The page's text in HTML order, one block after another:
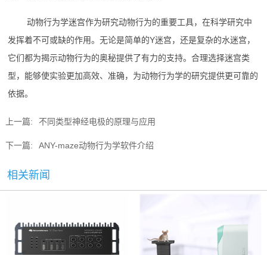
动物行为学迷宫作为研究动物行为的重要工具，在科学研究中
发挥着不可或缺的作用。无论是简单的Y迷宫，还是复杂的水迷宫，
它们都为揭示动物行为的奥秘提供了有力的支持。合理选择迷宫类
型，能够使实验更加高效、准确，为动物行为学的研究提供更可靠的
依据。
上一篇: 不同类型神经电极的原理与应用
下一篇: ANY-maze动物行为学软件介绍
相关新闻